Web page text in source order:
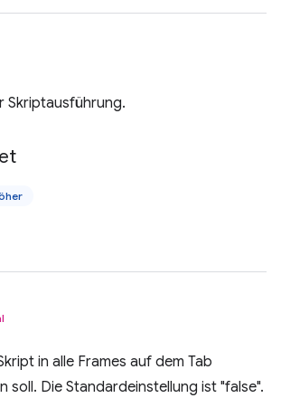
Skriptausführung.
in alle Frames auf dem Tab
soll. Die Standardeinstellung ist "false".